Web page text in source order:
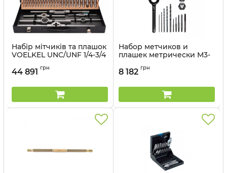
Набір мітчиків та плашок
VOELKEL UNC/UNF 1/4-3/4
VÖLKEL
44 891 грн
Набор метчиков и
плашек метрически М3-
MILWAUKEE
8 182 грн